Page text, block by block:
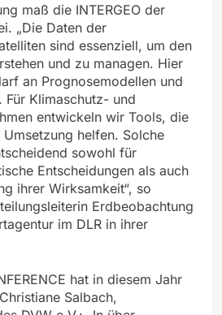
maß die INTERGEO der
„Die Daten der
sind essenziell, um den
und zu managen. Hier
an Prognosemodellen und
Für Klimaschutz- und
entwickeln wir Tools, die
helfen. Solche
sowohl für
Entscheidungen als auch
ihrer Wirksamkeit“, so
Erdbeobachtung
im DLR in ihrer
hat in diesem Jahr
Salbach,